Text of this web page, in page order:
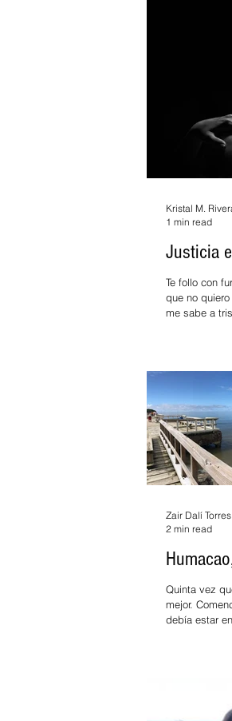
Justicia
Te follo con
que no quiero
me sabe a
Kristal M.
1 min read
Quinta vez
mejor. Comencé mi viaje a las 6:00am desde Aguadilla,
debía estar
Zair Dalí
2 min read